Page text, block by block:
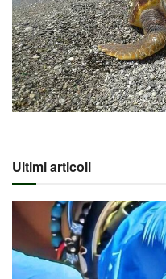
Ultimi articoli